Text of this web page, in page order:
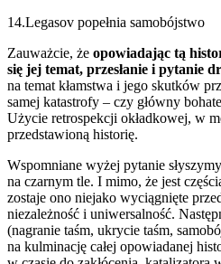
14.Legasov popełnia samobójstwo
Zauważcie, że opowiadając tą
się jej temat, przesłanie i pytanie
na temat kłamstwa i jego skutków
samej katastrofy – czy główny
Użycie retrospekcji okładkowej, w
przedstawioną historię.
Wspomniane wyżej pytanie
na czarnym tle. I mimo, że jest
zostaje ono niejako wyciągnięte
niezależność i uniwersalność.
(nagranie taśm, ukrycie taśm,
na kulminację całej opowiadanej